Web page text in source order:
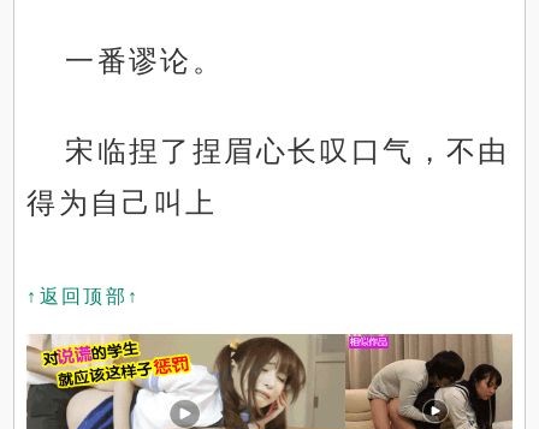
一番谬论。
宋临捏了捏眉心长叹口气，不由
得为自己叫上
↑返回顶部↑